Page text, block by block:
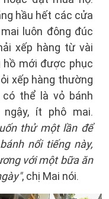
hầu hết các cửa
luôn đông đúc
xếp hàng từ vài
mới được phục
xếp hàng thường
thể là vỏ bánh
ít phô mai.
thử một lần để
nổi tiếng này,
với một bữa ăn
, chị Mai nói.